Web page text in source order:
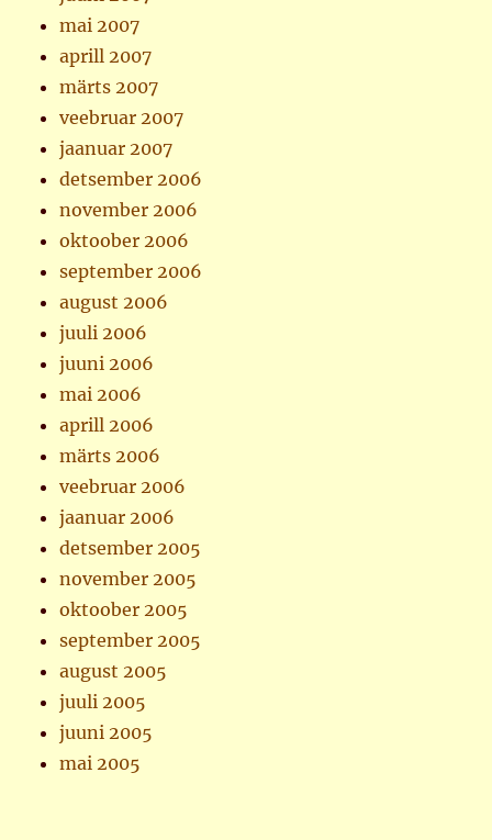
mai 2007
aprill 2007
märts 2007
veebruar 2007
jaanuar 2007
detsember 2006
november 2006
oktoober 2006
september 2006
august 2006
juuli 2006
juuni 2006
mai 2006
aprill 2006
märts 2006
veebruar 2006
jaanuar 2006
detsember 2005
november 2005
oktoober 2005
september 2005
august 2005
juuli 2005
juuni 2005
mai 2005